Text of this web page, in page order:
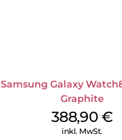
Samsung Galaxy
Graphite
388,90 €
inkl. MwSt.